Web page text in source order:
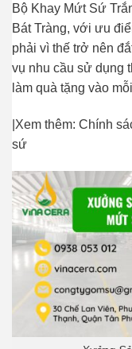
Bộ Khay Mứt Sứ
Bát Tràng, với ưu
phải vì thế trở nên
vụ nhu cầu sử dụng
làm quà tặng vào
|Xem thêm: Chính
sứ